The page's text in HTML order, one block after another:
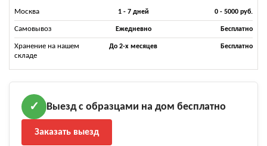
Москва 1 - 7 дней 0 - 5000 руб.
Самовывоз Ежедневно Бесплатно
Хранение на нашем
складе
До 2-х месяцев Бесплатно
✓ Выезд с образцами на дом бесплатно
Заказать выезд